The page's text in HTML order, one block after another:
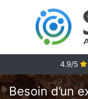
4.9/5
Besoin d’un